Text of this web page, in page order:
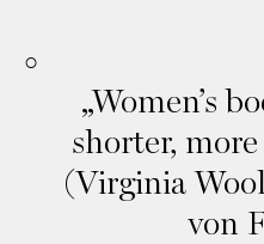
„Women’s
shorter,
(Virginia
von